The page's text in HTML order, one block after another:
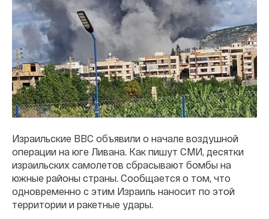
Израильские ВВС объявили о начале воздушной
операции на юге Ливана. Как пишут СМИ, десятки
израильских самолетов сбрасывают бомбы на
южные районы страны. Сообщается о том, что
одновременно с этим Израиль наносит по этой
территории и ракетные удары.